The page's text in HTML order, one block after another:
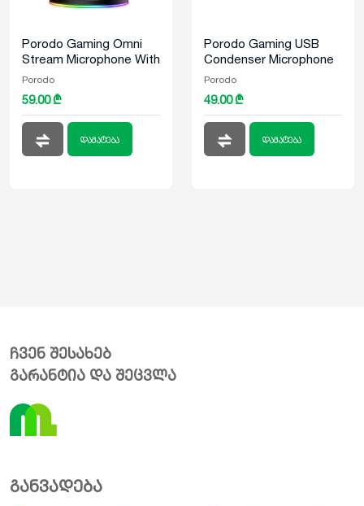
Porodo Gaming Omni
Stream Microphone With
RGB Lights PDX-550
Porodo
59.00 ₾
დამატება
Porodo Gaming USB
Condenser Microphone
With DEsk Tripod Stand
1.5m Cable PDX-551
Porodo
49.00 ₾
დამატება
ჩვენ შესახებ
გარანტია და შეცვლა
განვადება